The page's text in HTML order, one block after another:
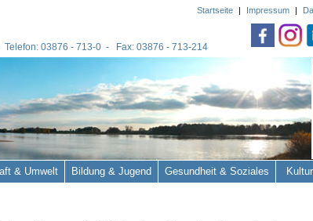
Telefon: 03876 - 713-0 - Fax: 03876 - 713-214
Startseite | Impressum |
& Umwelt Bildung & Jugend Gesundheit & Soziales